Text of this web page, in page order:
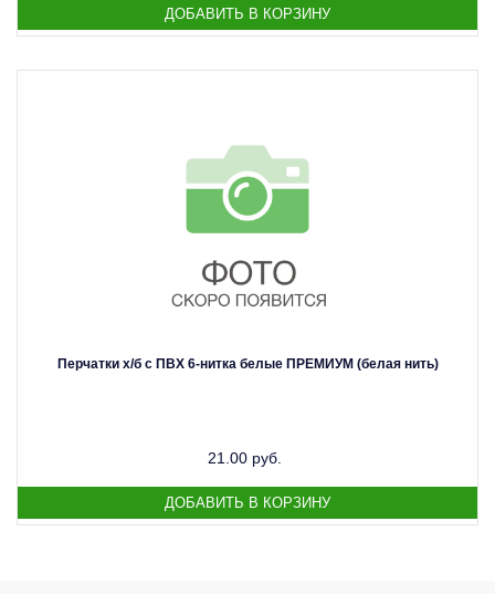
Перчатки х/б с ПВХ 6-нитка белые ПРЕМИУМ (белая нить)
21.00 руб.